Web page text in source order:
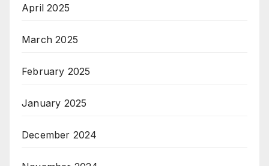
April 2025
March 2025
February 2025
January 2025
December 2024